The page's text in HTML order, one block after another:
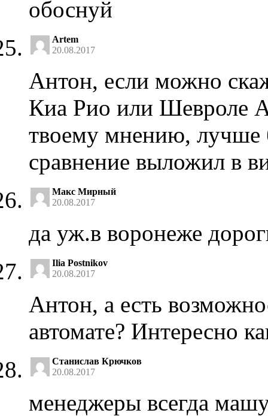
обоснуй
Artem
20.08.2017
Антон, если можно
Киа Рио или Шевроле
твоему мнению,
сравнение выложил в
Макс Мирный
20.08.2017
да уж.в воронеже
Ilia Postnikov
20.08.2017
Антон, а есть
автомате? Интересно
Станислав Крючков
20.08.2017
менеджеры всегда